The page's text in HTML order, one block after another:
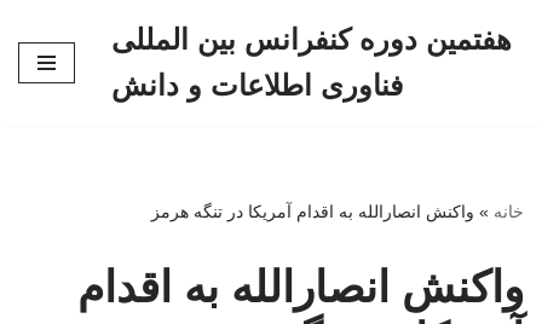
هفتمین دوره کنفرانس بین المللی
فناوری اطلاعات و دانش
خانه » واکنش انصارالله به اقدام آمریکا در تنگه هرمز
واکنش انصارالله به اقدام